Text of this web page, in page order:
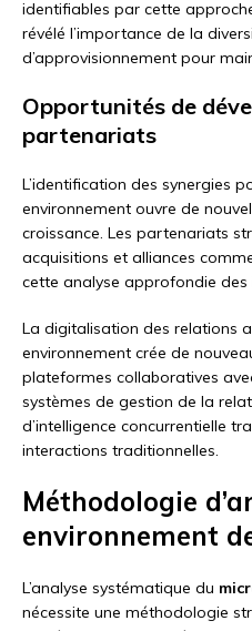
identifiables par cette
révélé l’importance de la
d’approvisionnement pour
Opportunités de
partenariats
L’identification des synergies
environnement ouvre de
croissance. Les partenariats
acquisitions et alliances
cette analyse approfondie
La digitalisation des relations
environnement crée de
plateformes collaboratives
systèmes de gestion de la
d’intelligence concurrentielle
interactions traditionnelles.
Méthodologie
environnement
L’analyse systématique du
nécessite une méthodologie